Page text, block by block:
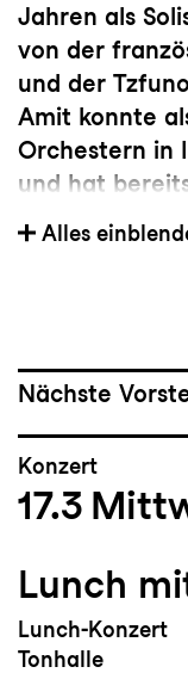
Jahren als
von der
und der
Amit konnte
Orchestern in
und hat
Dirigenten
Maestro Zubin
Alles
Nächste
Konzert
17.3
Lunch
Lunch-Konzert
Tonhalle